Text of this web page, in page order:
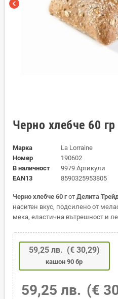
chevron_left
Черно хлебче 60 гр
Марка
La Lorraine
Номер
190602
В наличност
9979 Артикули
EAN13
8590325953805
Черно хлебче 60 гот Делита
наситен вкус, подсилено от
мека, еластична вътрешност и
59,25 лв. (€ 30,29)
кашон 90 бр
59,25 лв. (€